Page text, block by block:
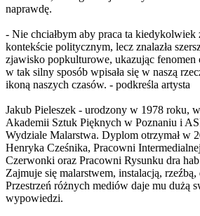
naprawdę.
- Nie chciałbym aby praca ta kiedykolwiek
kontekście politycznym, lecz znalazła
zjawisko popkulturowe, ukazując fenomen
w tak silny sposób wpisała się w naszą
ikoną naszych czasów. - podkreśla artysta
Jakub Pieleszek - urodzony w 1978 roku,
Akademii Sztuk Pięknych w Poznaniu i
Wydziale Malarstwa. Dyplom otrzymał w
Henryka Cześnika, Pracowni
Czerwonki oraz Pracowni Rysunku dra
Zajmuje się malarstwem, instalacją,
Przestrzeń różnych mediów daje mu dużą
wypowiedzi.